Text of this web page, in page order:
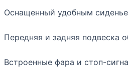
Оснащенный удобным
Передняя и задняя подвеска
Встроенные фара и стоп-